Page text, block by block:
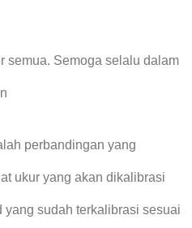
semua. Semoga selalu dalam
perbandingan yang
ukur yang akan dikalibrasi
yang sudah terkalibrasi sesuai